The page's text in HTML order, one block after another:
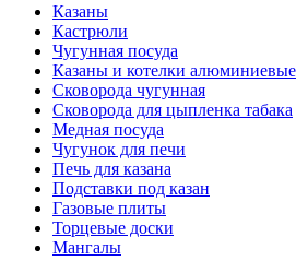
Казаны
Кастрюли
Чугунная посуда
Казаны и котелки алюминиевые
Сковорода чугунная
Сковорода для цыпленка табака
Медная посуда
Чугунок для печи
Печь для казана
Подставки под казан
Газовые плиты
Торцевые доски
Мангалы